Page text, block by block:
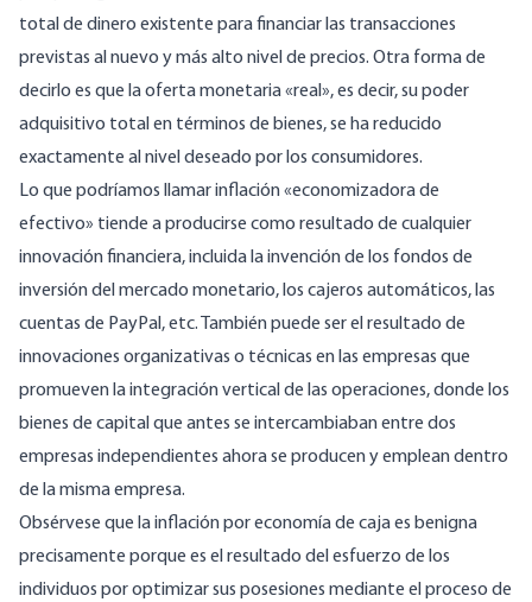
total de dinero existente para financiar las transacciones
previstas al nuevo y más alto nivel de precios. Otra forma de
decirlo es que la oferta monetaria «real», es decir, su poder
adquisitivo total en términos de bienes, se ha reducido
exactamente al nivel deseado por los consumidores.
Lo que podríamos llamar inflación «economizadora de
efectivo» tiende a producirse como resultado de cualquier
innovación financiera, incluida la invención de los fondos de
inversión del mercado monetario, los cajeros automáticos, las
cuentas de PayPal, etc. También puede ser el resultado de
innovaciones organizativas o técnicas en las empresas que
promueven la integración vertical de las operaciones, donde los
bienes de capital que antes se intercambiaban entre dos
empresas independientes ahora se producen y emplean dentro
de la misma empresa.
Obsérvese que la inflación por economía de caja es benigna
precisamente porque es el resultado del esfuerzo de los
individuos por optimizar sus posesiones mediante el proceso de